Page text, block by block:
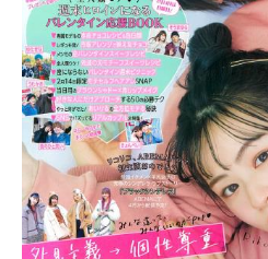
MISSHA
MISSHA商品一覧
未来を見据え、健やかな美肌を目
「PDRN*¹ NAD+*²」新シリーズ誕
2026.07.13